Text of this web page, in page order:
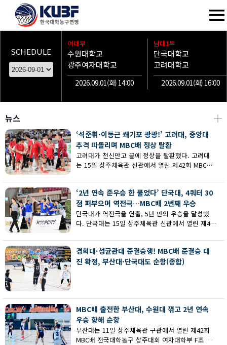
SCHEDULE
여대부
수원대학교
광주여자대학교
2026.09.01(화) 14:00
남대1부
단국대학교
고려대학교
2026.09.01(화) 16:00
뉴스 ┼
‘석준휘·이동근 쐐기포 쾅쾅!’ 고려대, 중앙대
추격 따돌리며 MBC배 정상 탈환
고려대가 천신만고 끝에 정상을 탈환했다. 고려대
는 15일 상주체육관 신관에서 열린 제42회 MBC배
추격을 따돌리며 73-62로 승리했다.
‘2년 연속 준우승 한 풀었다’ 단국대, 4쿼터 30
점 퍼부으며 역전극…MBC배 2번째 우승
단국대가 역전극을 연출, 5년 만의 우승을 달성했
다. 단국대는 15일 상주체육관 신관에서 열린 제42
서 부산대에 73-67로 역전승했다.
경희대·성균관대 준결승행! MBC배 준결승 대
진 확정, 부산대·단국대도 순항(종합)
MBC배 출전한 부산대, 수원대 꺾고 2년 연속
우승 향해 순항
부산대는 11일 상주체육관 구관에서 열린 제42회
MBC배 전국대학농구 상주대회 여자대학부 F조 예